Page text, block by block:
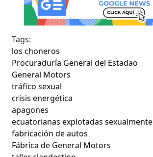
Tags:
los choneros
Procuraduría General del Estadao
General Motors
tráfico sexual
crisis energética
apagones
ecuatorianas explotadas sexualmente
fabricación de autos
Fábrica de General Motors